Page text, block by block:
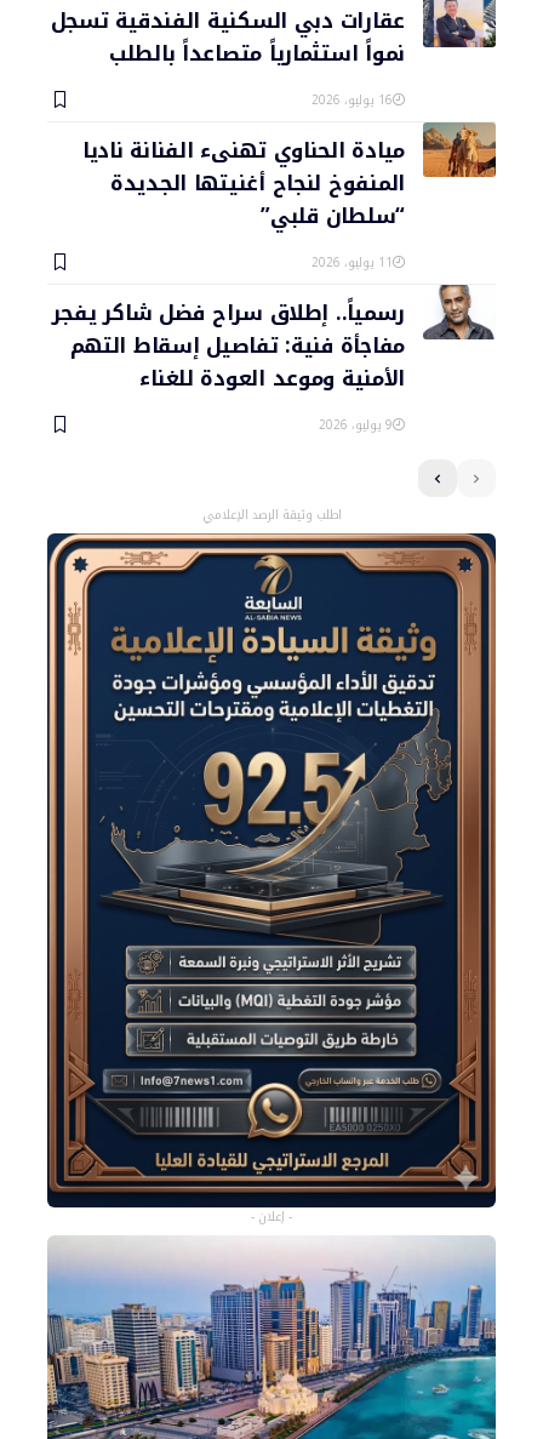
عقارات دبي السكنية الفندقية تسجل
نمواً استثمارياً متصاعداً بالطلب
16 يوليو، 2026
ميادة الحناوي تهنىء الفنانة ناديا
المنفوخ لنجاح أغنيتها الجديدة
“سلطان قلبي”
11 يوليو، 2026
رسمياً.. إطلاق سراح فضل شاكر يفجر
مفاجأة فنية: تفاصيل إسقاط التهم
الأمنية وموعد العودة للغناء
9 يوليو، 2026
اطلب وثيقة الرصد الإعلامي
- إعلان -